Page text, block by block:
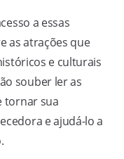
a essas
as atrações que
e culturais
souber ler as
tornar sua
e ajudá-lo a